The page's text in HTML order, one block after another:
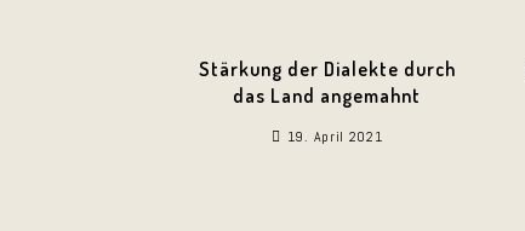
Stärkung der Dialekte durch
das Land angemahnt
19. April 2021